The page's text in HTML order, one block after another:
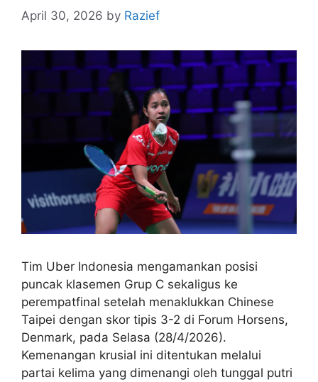
April 30, 2026 by Razief
Tim Uber Indonesia mengamankan posisi
puncak klasemen Grup C sekaligus ke
perempatfinal setelah menaklukkan Chinese
Taipei dengan skor tipis 3-2 di Forum Horsens,
Denmark, pada Selasa (28/4/2026).
Kemenangan krusial ini ditentukan melalui
partai kelima yang dimenangi oleh tunggal putri